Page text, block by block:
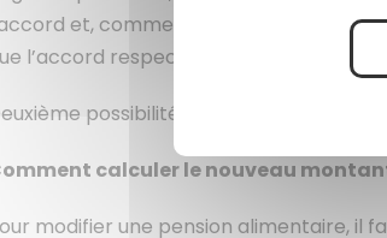
et, comme lors d’un accord à
l’accord respecte l’intérêt de
possibilité : vous pouvez
calculer le nouveau
modifier une pension alimentaire, il